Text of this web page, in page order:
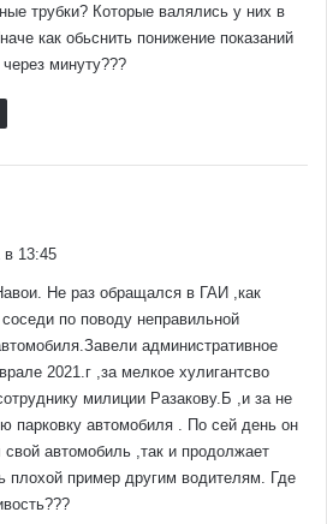
трубки? Которые валялись у них в
как обьснить понижение показаний
минуту???
в 13:45
Не раз обращался в ГАИ ,как
по поводу неправильной
административное
2021.г ,за мелкое хулигантсво
милиции Разакову.Б ,и за не
парковку автомобиля . По сей день он
свой автомобиль ,так и продолжает
плохой пример другим водителям. Где